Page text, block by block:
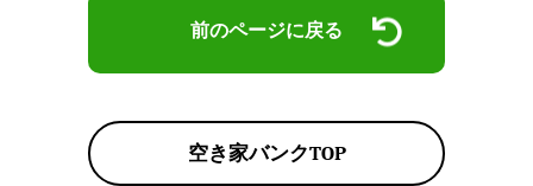
前のページに戻る
空き家バンクTOP